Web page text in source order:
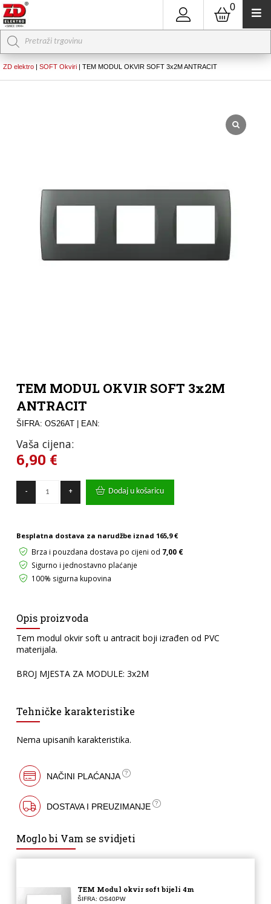
0
Products
search
ZD elektro | SOFT Okviri | TEM MODUL OKVIR SOFT 3x2M ANTRACIT
TEM MODUL OKVIR SOFT 3x2M
ANTRACIT
ŠIFRA: OS26AT| EAN:
Vaša cijena:
6,90 €
-
MODUL
OKVIR
ANTRACIT
+ Dodaj u košaricu
Besplatna dostava za narudžbe iznad 165,9 €
Brza i pouzdana dostava po cijeni od 7,00 €
Sigurno i jednostavno plaćanje
100% sigurna kupovina
Opis proizvoda
Tem modul okvir soft u antracit boji izrađen od PVC
materijala.
BROJ MJESTA ZA MODULE: 3x2M
Tehničke karakteristike
Nema upisanih karakteristika.
NAČINI PLAĆANJA
DOSTAVA I PREUZIMANJE
Moglo bi Vam se svidjeti
TEM Modul okvir soft bijeli 4m
ŠIFRA: OS40PW